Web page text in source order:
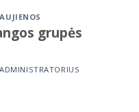
grupės
ADMINISTRATORIUS